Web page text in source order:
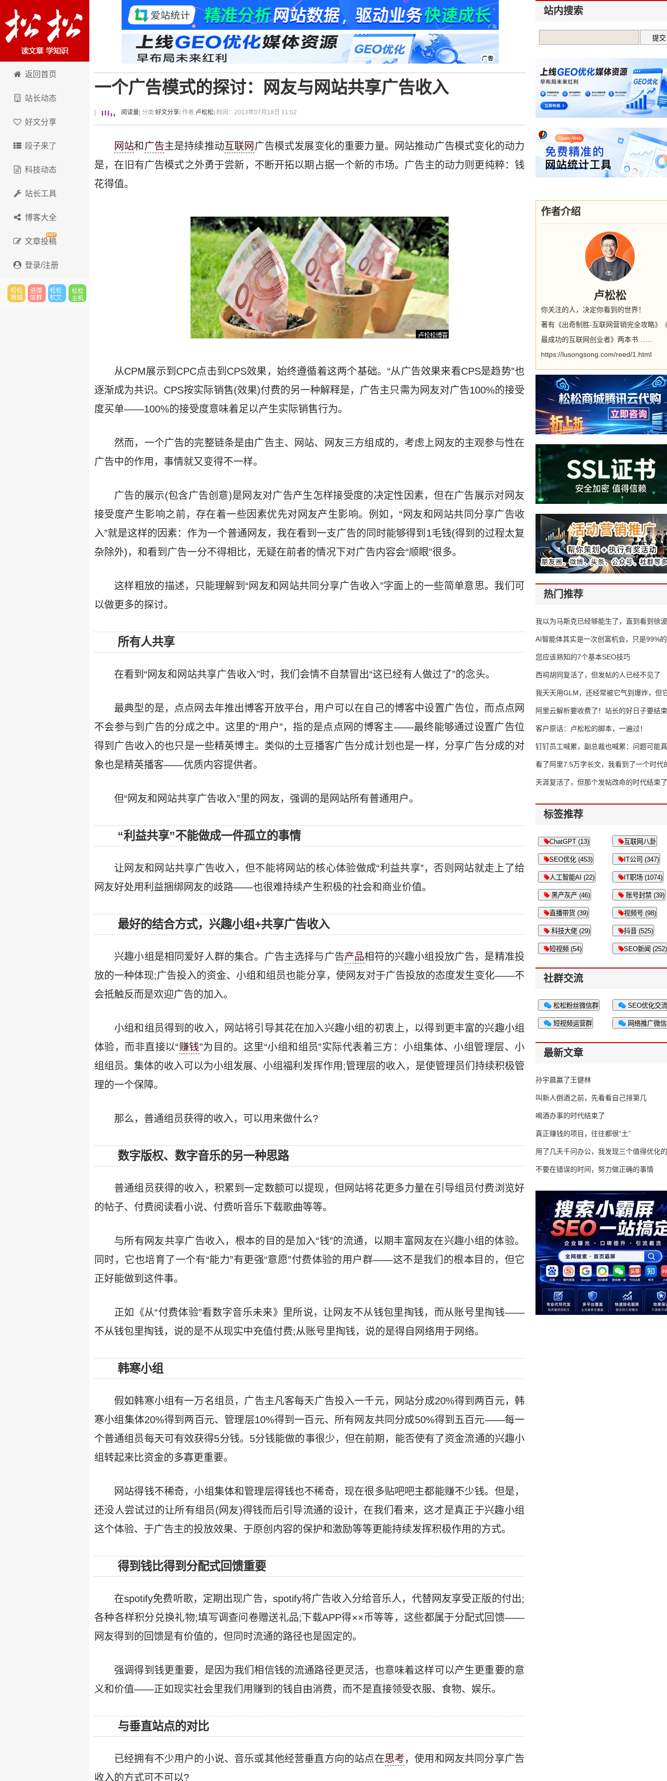
卢松松博客
返回首页
站长动态
好文分享
段子来了
科技动态
站长工具
博客大全
文章投稿
登录/注册
一个广告模式的探讨：网友与网站共享广告收入
阅读量 | 分类:好文分享 | 作者:卢松松 | 时间：2013年07月18日 11:02
网站和 广告主是持续推动 互联网 广告模式发展变化的重要力量。网站推动广告模式变化的动力
是，在旧有广告模式之外勇于尝新，不断开拓以期占据一个新的市场。广告主的动力则更纯粹：钱
花得值。
从CPM展示到CPC点击到CPS效果，始终遵循着这两个基础。“从广告效果来看CPS是趋势”也
逐渐成为共识。CPS按实际销售(效果)付费的另一种解释是，广告主只需为网友对广告100%的接受
度买单——100%的接受度意味着足以产生实际销售行为。
然而，一个广告的完整链条是由广告主、网站、网友三方组成的，考虑上网友的主观参与性在
广告中的作用，事情就又变得不一样。
广告的展示(包含广告创意)是网友对广告产生怎样接受度的决定性因素，但在广告展示对网友
接受度产生影响之前，存在着一些因素优先对网友产生影响。例如，“网友和网站共同分享广告收
入”就是这样的因素：作为一个普通网友，我在看到一支广告的同时能够得到1毛钱(得到的过程太复
杂除外)，和看到广告一分不得相比，无疑在前者的情况下对广告内容会“顺眼”很多。
这样粗放的描述，只能理解到“网友和网站共同分享广告收入”字面上的一些简单意思。我们可
以做更多的探讨。
所有人共享
在看到“网友和网站共享广告收入”时，我们会情不自禁冒出“这已经有人做过了”的念头。
最典型的是，点点网去年推出博客开放平台，用户可以在自己的博客中设置广告位，而点点网
不会参与到广告的分成之中。这里的“用户”，指的是点点网的博客主——最终能够通过设置广告位
得到广告收入的也只是一些精英博主。类似的土豆播客广告分成计划也是一样，分享广告分成的对
象也是精英播客——优质内容提供者。
但“网友和网站共享广告收入”里的网友，强调的是网站所有普通用户。
“利益共享”不能做成一件孤立的事情
让网友和网站共享广告收入，但不能将网站的核心体验做成“利益共享”，否则网站就走上了给
网友好处用利益捆绑网友的歧路——也很难持续产生积极的社会和商业价值。
最好的结合方式，兴趣小组+共享广告收入
兴趣小组是相同爱好人群的集合。广告主选择与广告产品相符的兴趣小组投放广告，是精准投
放的一种体现;广告投入的资金、小组和组员也能分享，使网友对于广告投放的态度发生变化——不
会抵触反而是欢迎广告的加入。
小组和组员得到的收入，网站将引导其花在加入兴趣小组的初衷上，以得到更丰富的兴趣小组
体验，而非直接以“赚钱”为目的。这里“小组和组员”实际代表着三方：小组集体、小组管理层、小
组组员。集体的收入可以为小组发展、小组福利发挥作用;管理层的收入，是使管理员们持续积极管
理的一个保障。
那么，普通组员获得的收入，可以用来做什么?
数字版权、数字音乐的另一种思路
普通组员获得的收入，积累到一定数额可以提现，但网站将花更多力量在引导组员付费浏览好
的帖子、付费阅读看小说、付费听音乐下载歌曲等等。
与所有网友共享广告收入，根本的目的是加入“钱”的流通，以期丰富网友在兴趣小组的体验。
同时，它也培育了一个有“能力”有更强“意愿”付费体验的用户群——这不是我们的根本目的，但它
正好能做到这件事。
正如《从“付费体验”看数字音乐未来》里所说，让网友不从钱包里掏钱，而从账号里掏钱——
不从钱包里掏钱，说的是不从现实中充值付费;从账号里掏钱，说的是得自网络用于网络。
韩寒小组
假如韩寒小组有一万名组员，广告主凡客每天广告投入一千元，网站分成20%得到两百元，韩
寒小组集体20%得到两百元、管理层10%得到一百元、所有网友共同分成50%得到五百元——每一
个普通组员每天可有效获得5分钱。5分钱能做的事很少，但在前期，能否使有了资金流通的兴趣小
组转起来比资金的多寡更重要。
网站得钱不稀奇，小组集体和管理层得钱也不稀奇，现在很多贴吧吧主都能赚不少钱。但是，
还没人尝试过的让所有组员(网友)得钱而后引导流通的设计，在我们看来，这才是真正于兴趣小组
这个体验、于广告主的投放效果、于原创内容的保护和激励等等更能持续发挥积极作用的方式。
得到钱比得到分配式回馈重要
在spotify免费听歌，定期出现广告，spotify将广告收入分给音乐人，代替网友享受正版的付出;
各种各样积分兑换礼物;填写调查问卷赠送礼品;下载APP得××币等等，这些都属于分配式回馈——
网友得到的回馈是有价值的，但同时流通的路径也是固定的。
强调得到钱更重要，是因为我们相信钱的流通路径更灵活，也意味着这样可以产生更重要的意
义和价值——正如现实社会里我们用赚到的钱自由消费，而不是直接领受衣服、食物、娱乐。
与垂直站点的对比
已经拥有不少用户的小说、音乐或其他经营垂直方向的站点在思考，使用和网友共同分享广告
收入的方式可不可以?
站内搜索
作者介绍
卢松松
你关注的人，决定你看到的世界！
著有《出奇制胜-互联网营销完全攻略》
最成功的互联网创业者》两本书……
https://lusongsong.com/reed/1.html
热门推荐
我以为马斯克已经够能生了，直到看到
AI智能体其实是一次创富机会，只是99%
错过了
您应该熟知的7个基本SEO技巧
西祠胡同复活了，但发帖的人已经不见了
我天天用GLM，还经常被它气到爆炸，但
16万亿
阿里云解析要收费了！站长的好日子要结
客户原话：卢松松的脚本，一遍过！
钉钉员工喊累，副总裁也喊累：问题可能
了
看了阿里7.5万字长文，我看到了一个时代
天涯复活了，但那个发帖改命的时代结束了
标签推荐
ChatGPT (13) 互联网八卦
SEO优化 (453) IT公司 (347)
人工智能AI (22) IT职场 (1074)
黑产灰产 (46) 账号封禁 (39)
直播带货 (39) 视频号 (98)
科技大佬 (29) 抖音 (525)
短视频 (54) SEO新闻 (252)
社群交流
松松粉丝微信群 SEO优化交
短视频运营群 网络推广微
最新文章
孙宇晨赢了王健林
叫新人倒酒之前，先看看自己排第几
喝酒办事的时代结束了
真正赚钱的项目，往往都很“土”
用了几天千问办公，我发现三个值得优化
不要在错误的时间，努力做正确的事情